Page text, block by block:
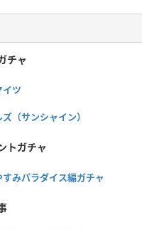
チャ
イツ
（サンシャイン）
トガチャ
みパラダイス編ガチャ